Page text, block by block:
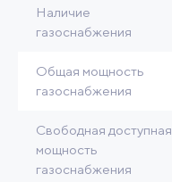
Наличие
газоснабжения
Общая мощность
газоснабжения
Свободная доступная
мощность
газоснабжения